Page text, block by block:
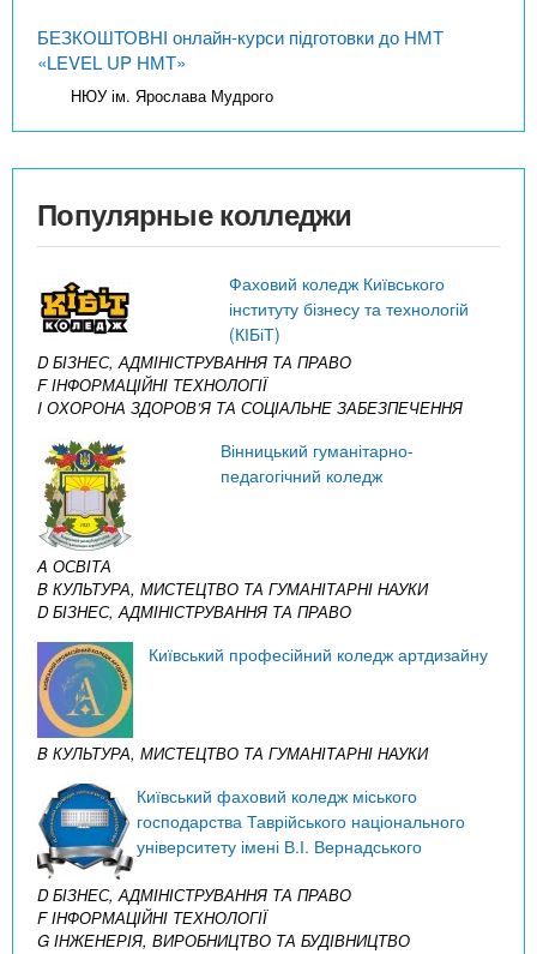
БЕЗКОШТОВНІ онлайн-курси підготовки до НМТ
«LEVEL UP НМТ»
НЮУ ім. Ярослава Мудрого
Популярные колледжи
Фаховий коледж Київського
інституту бізнесу та технологій
(КІБіТ)
D БІЗНЕС, АДМІНІСТРУВАННЯ ТА ПРАВО
F ІНФОРМАЦІЙНІ ТЕХНОЛОГІЇ
I ОХОРОНА ЗДОРОВ’Я ТА СОЦІАЛЬНЕ ЗАБЕЗПЕЧЕННЯ
Вінницький гуманітарно-
педагогічний коледж
A ОСВІТА
B КУЛЬТУРА, МИСТЕЦТВО ТА ГУМАНІТАРНІ НАУКИ
D БІЗНЕС, АДМІНІСТРУВАННЯ ТА ПРАВО
Київський професійний коледж артдизайну
B КУЛЬТУРА, МИСТЕЦТВО ТА ГУМАНІТАРНІ НАУКИ
Київський фаховий коледж міського
господарства Таврійського національного
університету імені В.І. Вернадського
D БІЗНЕС, АДМІНІСТРУВАННЯ ТА ПРАВО
F ІНФОРМАЦІЙНІ ТЕХНОЛОГІЇ
G ІНЖЕНЕРІЯ, ВИРОБНИЦТВО ТА БУДІВНИЦТВО